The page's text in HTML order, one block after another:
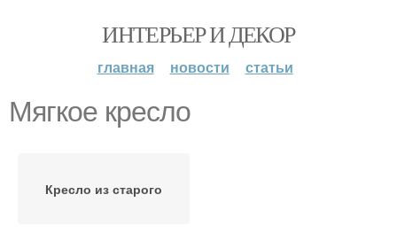
ИНТЕРЬЕР И ДЕКОР
главная новости статьи
Мягкое кресло
Кресло из старого